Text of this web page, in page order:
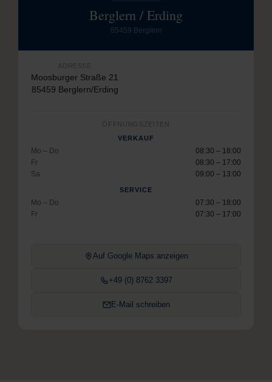
Berglern / Erding
85459 Berglern
ADRESSE
Moosburger Straße 21
85459 Berglern/Erding
ÖFFNUNGSZEITEN
VERKAUF
Mo – Do
08:30 – 18:00
Fr
08:30 – 17:00
Sa
09:00 – 13:00
SERVICE
Mo – Do
07:30 – 18:00
Fr
07:30 – 17:00
Auf Google Maps anzeigen
+49 (0) 8762 3397
E-Mail schreiben